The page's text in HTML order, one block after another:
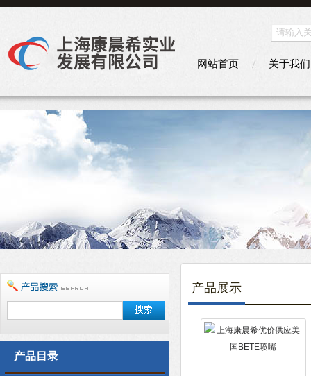
网站首页 关于我们
产品目录
产品展示